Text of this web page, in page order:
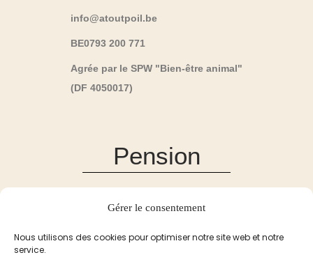
Gérer le consentement
Nous utilisons des cookies pour optimiser notre site web et notre
service.
info@atoutpoil.be
BE0793 200 771
Agrée par le SPW "Bien-être animal"
(DF 4050017)
Pension
Recommandation